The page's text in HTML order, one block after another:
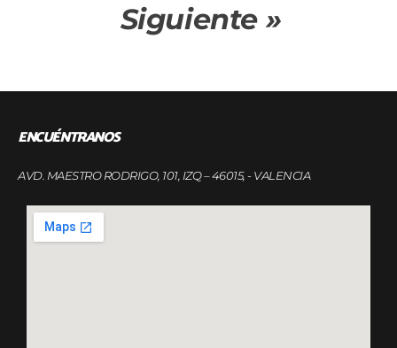
Siguiente »
ENCUÉNTRANOS
AVD. MAESTRO RODRIGO, 101, IZQ – 46015, - VALENCIA